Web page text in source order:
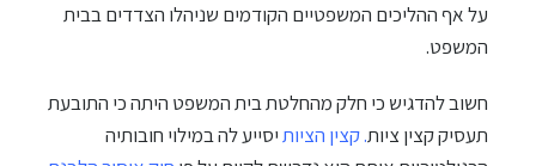
על אף ההליכים המשפטיים הקודמים שניהלו הצדדים בבית
המשפט.
חשוב להדגיש כי חלק מהחלטת בית המשפט היתה כי התובעת
תעסיק קצין ציות.קצין הציותיסייע לה במילוי חובותיה